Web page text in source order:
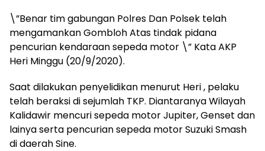
\”Benar tim gabungan Polres Dan Polsek telah
mengamankan Gombloh Atas tindak pidana
pencurian kendaraan sepeda motor \” Kata AKP
Heri Minggu (20/9/2020).
Saat dilakukan penyelidikan menurut Heri , pelaku
telah beraksi di sejumlah TKP. Diantaranya Wilayah
Kalidawir mencuri sepeda motor Jupiter, Genset dan
lainya serta pencurian sepeda motor Suzuki Smash
di daerah Sine.